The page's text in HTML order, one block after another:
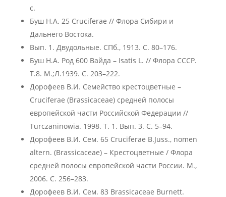
с.
Буш Н.А. 25 Сruciferae // Флора Сибири и
Дальнего Востока.
Вып. 1. Двудольные. СПб., 1913. С. 80–176.
Буш Н.А. Род 600 Вайда – Isatis L. // Флора СССР.
Т.8. М.;Л.1939. С. 203–222.
Дорофеев В.И. Семейство крестоцветные –
Cruciferae (Brassicaceae) средней полосы
европейской части Российской Федерации //
Turczaninowia. 1998. Т. 1. Вып. 3. С. 5–94.
Дорофеев В.И. Сем. 65 Cruciferae B.Juss., nomen
altern. (Brassicaceae) – Крестоцветные / Флора
средней полосы европейской части России. М.,
2006. С. 256–283.
Дорофеев В.И. Сем. 83 Brassicaceae Burnett.